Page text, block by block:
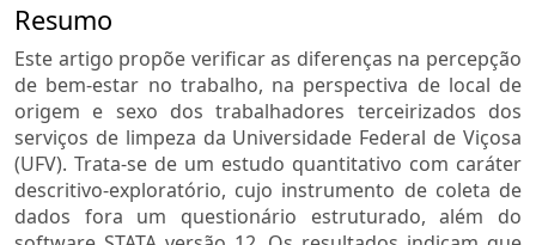
Resumo
Este artigo propõe verificar as diferenças na percepção
de bem-estar no trabalho, na perspectiva de local de
origem e sexo dos trabalhadores terceirizados dos
serviços de limpeza da Universidade Federal de Viçosa
(UFV). Trata-se de um estudo quantitativo com caráter
descritivo-exploratório, cujo instrumento de coleta de
dados fora um questionário estruturado, além do